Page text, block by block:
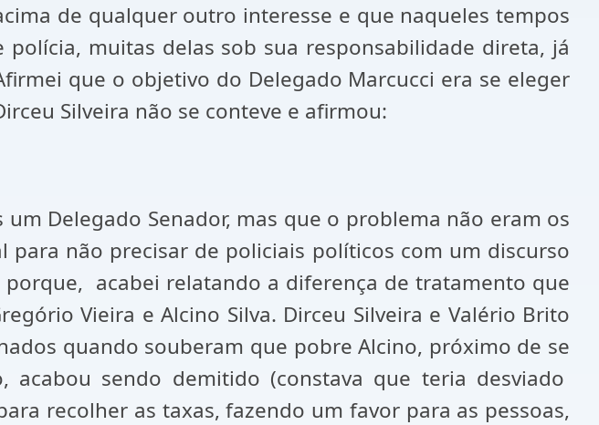
de qualquer outro interesse e que naqueles tempos
muitas delas sob sua responsabilidade direta, já
que o objetivo do Delegado Marcucci era se eleger
Silveira não se conteve e afirmou:
Delegado Senador, mas que o problema não eram os
não precisar de policiais políticos com um discurso
acabei relatando a diferença de tratamento que
Vieira e Alcino Silva. Dirceu Silveira e Valério Brito
quando souberam que pobre Alcino, próximo de se
sendo demitido (constava que teria desviado
recolher as taxas, fazendo um favor para as pessoas,